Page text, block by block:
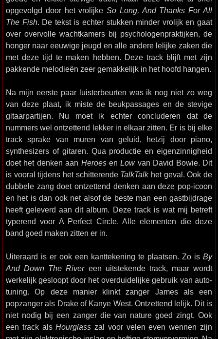
opgevolgd door het vrolijkeSo Long, And Thanks For All
The Fish. De tekst is echter stukken minder vrolijk en gaat
over overvolle wachtkamers bij psychologenpraktijken, de
honger naar eeuwige jeugd en alle andere lelijke zaken die
met deze tijd te maken hebben. Deze track blijft met zijn
pakkende melodieën zeer gemakkelijk in het hoofd hangen.
Na mijn eerste paar luisterbeurten was ik nog niet zo weg
van deze plaat, ik miste de beukpassages en de stevige
gitaarpartijen. Nu moet ik echter concluderen dat de
nummers wel ontzettend lekker in elkaar zitten. Er is bij elke
track sprake van muren van geluid, hetzij door piano,
synthesizers of gitaren. Qua productie en eigenzinnigheid
doet het denken aan HeroesenLowvan David Bowie. Dit
is vooral tijdens het schitterende TalkTalkhet geval. Ook de
dubbele zang doet ontzettend denken aan deze pop-icoon
en het is dan ook net alsof de beste man een gastbijdrage
heeft geleverd aan dit album. Deze track is wat mij betreft
typerend voor A Perfect Circle. Alle elementen die deze
band goed maken zitten er in.
Uiteraard is er ook een kanttekening te plaatsen. Zo is By
And Down The Rivereen uitstekende track, maar wordt
werkelijk gesloopt door het overduidelijke gebruik van auto-
tuning. Op deze manier klinkt zanger James als een
popzanger als Drake of Kanye West. Ontzettend lelijk. Dit is
niet nodig bij een zanger die van nature goed zingt. Ook
een track alsHourglass zal voor velen even wennen zijn